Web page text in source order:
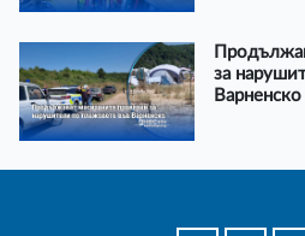
за
Варненско